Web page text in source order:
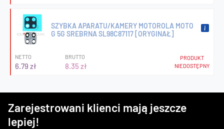
SZYBKA APARATU/KAMERY MOTOROLA MOTO
G 5G SREBRNA SL98C87117 [ORYGINAŁ]
NETTO
6.79 zł
BRUTTO
8.35 zł
PRODUKT
NIEDOSTĘPNY
Zarejestrowani klienci mają jeszcze
lepiej!